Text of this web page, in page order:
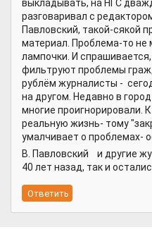
выкладывать, на НГС
разговаривал с
Павловский, такой-сякой
материал. Проблема-то не
лампочки. И
фильтруют проблемы
рублём журналисты -
на другом. Недавно в
многие проигнорировали.
реальную жизнь- тому
умалчивает о проблемах-
В. Павловский и другие
40 лет назад, так и